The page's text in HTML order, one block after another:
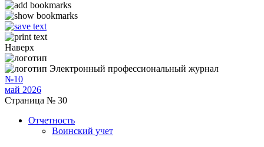
Наверх
Электронный профессиональный журнал
№10
май 2026
Страница № 30
Отчетность
Воинский учет